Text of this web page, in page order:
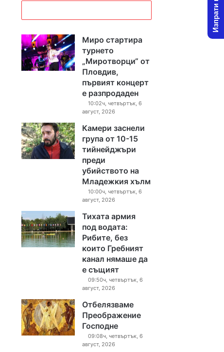
Миро стартира
турнето
„Миротворци“ от
Пловдив,
първият концерт
е разпродаден
10:02ч, четвъртък, 6
август, 2026
Камери заснели
група от 10-15
тийнейджъри
преди
убийството на
Младежкия хълм
10:00ч, четвъртък, 6
август, 2026
Тихата армия
под водата:
Рибите, без
които Гребният
канал нямаше да
е същият
09:50ч, четвъртък, 6
август, 2026
Отбелязваме
Преображение
Господне
09:08ч, четвъртък, 6
август, 2026